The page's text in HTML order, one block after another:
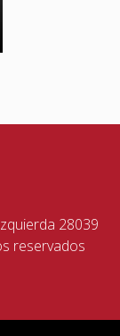
28039
reservados